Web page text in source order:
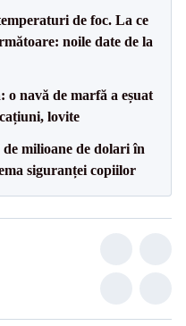
de foc. La ce
noile date de la
navă de marfă a eșuat
lovite
milioane de dolari în
siguranței copiilor